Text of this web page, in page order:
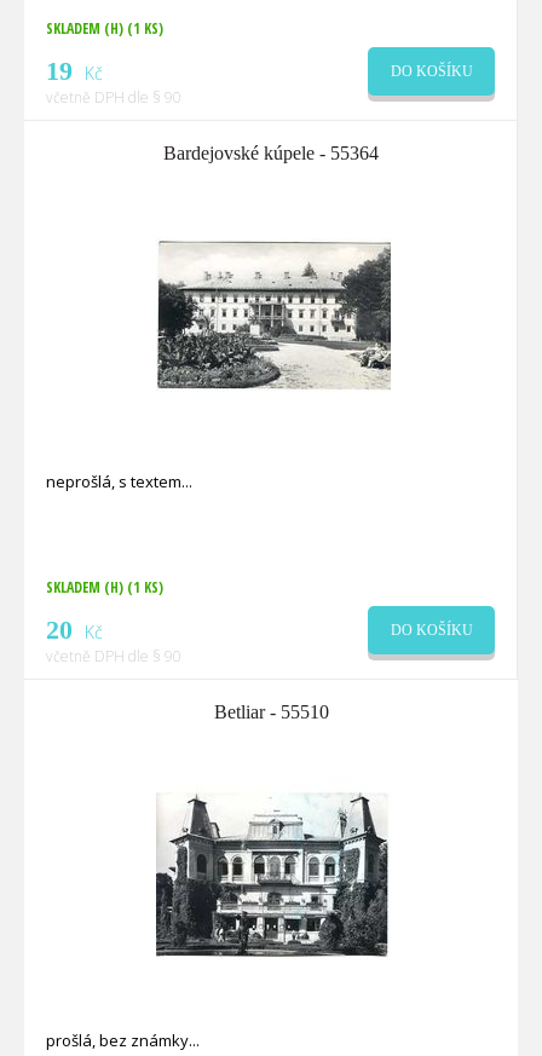
SKLADEM (H) (1 KS)
19 Kč
včetně DPH dle § 90
DO KOŠÍKU
Bardejovské kúpele - 55364
neprošlá, s textem
SKLADEM (H) (1 KS)
20 Kč
včetně DPH dle § 90
DO KOŠÍKU
Betliar - 55510
prošlá, bez známky